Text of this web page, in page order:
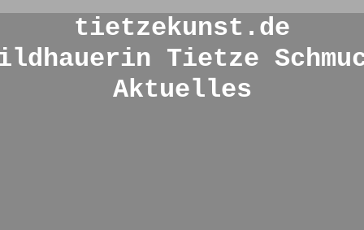
tietzekunst.de
Tietze
Aktuelles